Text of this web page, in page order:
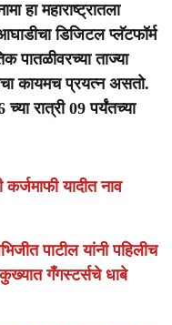
हा महाराष्ट्रातला
डिजिटल प्लॅटफॉर्म
पातळीवरच्या ताज्या
कायमच प्रयत्न असतो.
रात्री 09 पर्यंतच्या
यादीत नाव
पाटील यांनी पहिलीच
गँगस्टर्सचे धाबे